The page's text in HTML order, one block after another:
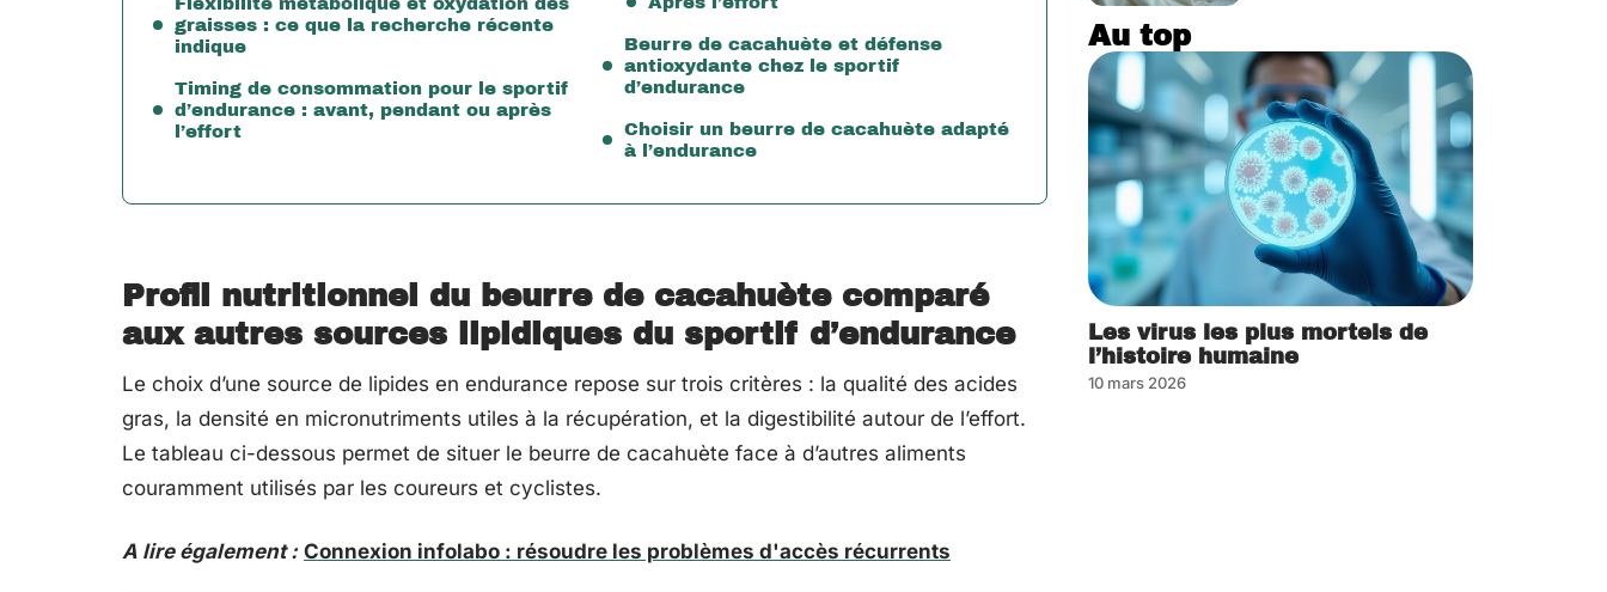
graisses : ce que la recherche récente
indique
Timing de consommation pour le sportif
d’endurance : avant, pendant ou après
l’effort
Beurre de cacahuète et défense
antioxydante chez le sportif
d’endurance
Choisir un beurre de cacahuète adapté
à l’endurance
Profil nutritionnel du beurre de cacahuète comparé
aux autres sources lipidiques du sportif d’endurance
Le choix d’une source de lipides en endurance repose sur trois critères : la qualité des acides
gras, la densité en micronutriments utiles à la récupération, et la digestibilité autour de l’effort.
Le tableau ci-dessous permet de situer le beurre de cacahuète face à d’autres aliments
couramment utilisés par les coureurs et cyclistes.
A lire également : Connexion infolabo : résoudre les problèmes d'accès récurrents
Au top
Les virus les plus mortels de
l’histoire humaine
10 mars 2026